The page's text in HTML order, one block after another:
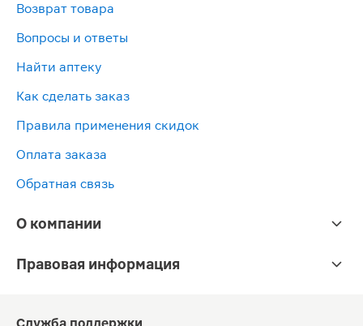
Возврат товара
Вопросы и ответы
Найти аптеку
Как сделать заказ
Правила применения скидок
Оплата заказа
Обратная связь
О компании
Правовая информация